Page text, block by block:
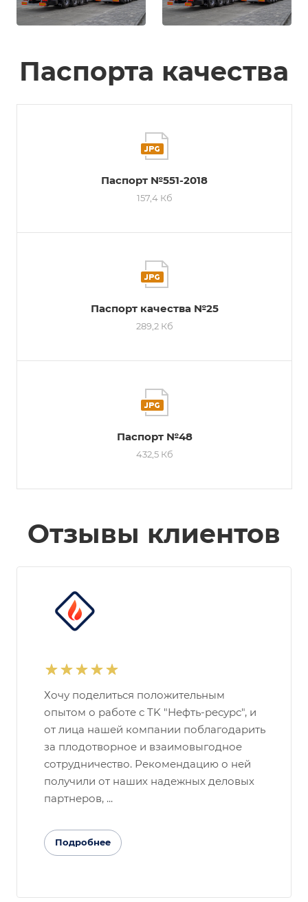
Паспорта качества
Паспорт №551-2018
157,4 Кб
Паспорт качества №25
289,2 Кб
Паспорт №48
432,5 Кб
Отзывы клиентов
Хочу поделиться положительным
опытом о работе с TK "Нефть-ресурс", и
от лица нашей компании поблагодарить
за плодотворное и взаимовыгодное
сотрудничество. Рекомендацию о ней
получили от наших надежных деловых
партнеров, ...
Подробнее